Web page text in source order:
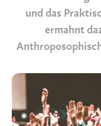
und das
ermahnt